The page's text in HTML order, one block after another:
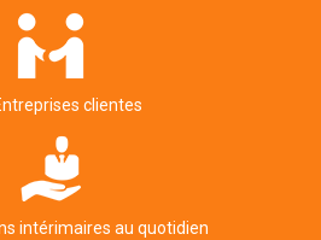
clientes
intérimaires au quotidien